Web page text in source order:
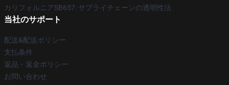
カリフォルニアSB657: サプライチェーンの透明性法
当社のサポート
配送&配送ポリシー
支払条件
返品・返金ポリシー
お問い合わせ